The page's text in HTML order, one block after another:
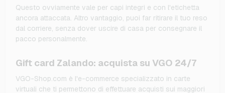
Questo ovviamente vale per capi integri e con l'etichetta
ancora attaccata. Altro vantaggio, puoi far ritirare il tuo reso
dal corriere, senza dover uscire di casa per consegnare il
pacco personalmente.
Gift card Zalando: acquista su VGO 24/7
VGO-Shop.com è l'e-commerce specializzato in carte
virtuali che ti permettono di effettuare acquisti sui maggiori